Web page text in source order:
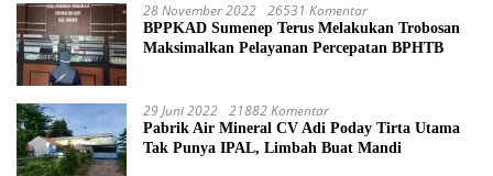
28 November 2022 26531 Komentar
BPPKAD Sumenep Terus Melakukan Trobosan
Maksimalkan Pelayanan Percepatan BPHTB
29 Juni 2022 21882 Komentar
Pabrik Air Mineral CV Adi Poday Tirta Utama
Tak Punya IPAL, Limbah Buat Mandi